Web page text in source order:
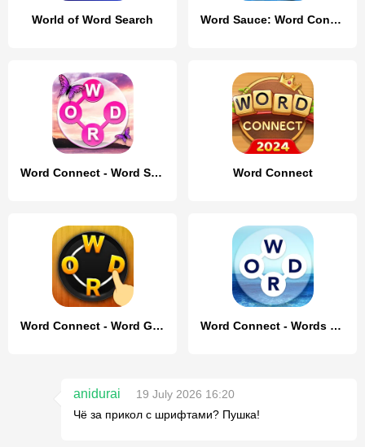
World of Word Search Word Sauce: Word Connect
Word Connect - Word Search Word Connect
Word Connect - Word Games Word Connect - Words of Nature
anidurai
19 July 2026 16:20
Чё за прикол с шрифтами? Пушка!